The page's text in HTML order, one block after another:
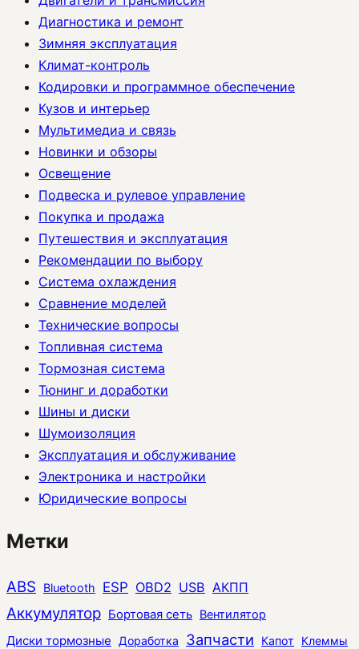
Диагностика и ремонт
Зимняя эксплуатация
Климат-контроль
Кодировки и программное обеспечение
Кузов и интерьер
Мультимедиа и связь
Новинки и обзоры
Освещение
Подвеска и рулевое управление
Покупка и продажа
Путешествия и эксплуатация
Рекомендации по выбору
Система охлаждения
Сравнение моделей
Технические вопросы
Топливная система
Тормозная система
Тюнинг и доработки
Шины и диски
Шумоизоляция
Эксплуатация и обслуживание
Электроника и настройки
Юридические вопросы
Метки
ABS Bluetooth ESP OBD2 USB АКПП
Аккумулятор Бортовая сеть Вентилятор
Диски тормозные Доработка Запчасти Капот Клеммы